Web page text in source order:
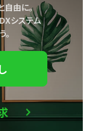
自由に。
システム